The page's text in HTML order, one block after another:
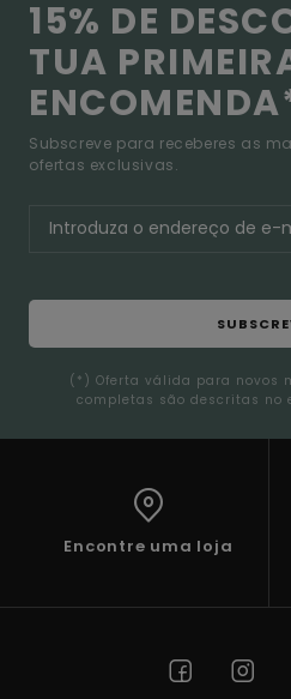
15% DE
TUA
Subscreve para receberes as
ofertas exclusivas.
(*) Oferta válida para novos
completas são descritas
Encontre uma loja